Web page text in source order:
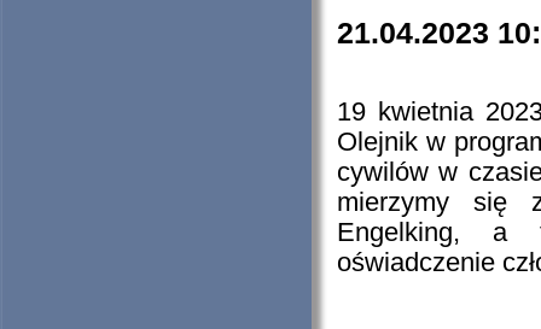
21.04.2023
19 kwietnia
Olejnik w
cywilów w
mierzymy się
Engelking, a
oświadczenie